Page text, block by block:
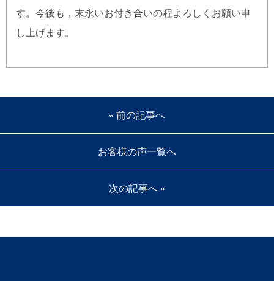
す。今後も，末永いお付き合いの程よろしくお願い申
し上げます。
« 前の記事へ
お客様の声一覧へ
次の記事へ »